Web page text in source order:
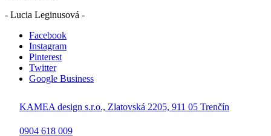
- Lucia Leginusová -
Facebook
Instagram
Pinterest
Twitter
Google Business
KAMEA design s.r.o., Zlatovská 2205, 911 05 Trenčín
0904 618 009